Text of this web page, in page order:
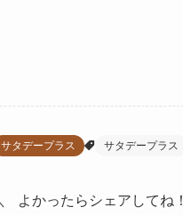
サタデープラス サタデープラス
よかったらシェアしてね！